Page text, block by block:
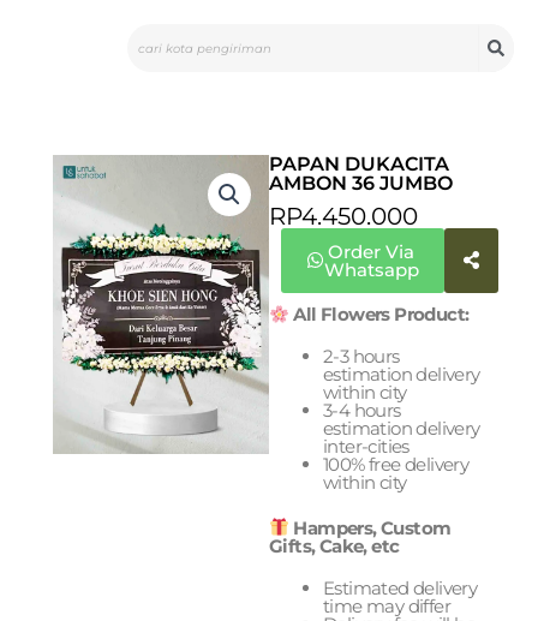
PAPAN DUKACITA
AMBON 36 JUMBO
RP4.450.000
Order Via
Whatsapp
All Flowers Product:
2-3 hours
estimation delivery
within city
3-4 hours
estimation delivery
inter-cities
100% free delivery
within city
Hampers, Custom
Gifts, Cake, etc
Estimated delivery
time may differ